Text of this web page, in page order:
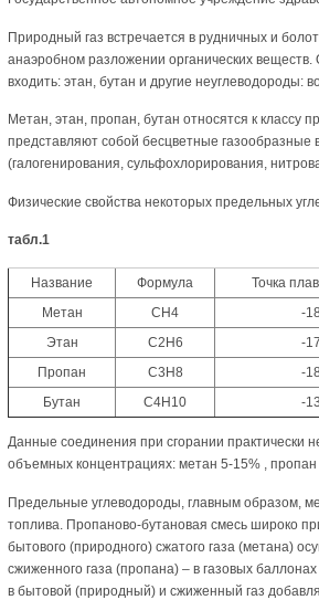
Природный газ встречается в рудничных и
анаэробном разложении органических веществ.
входить: этан, бутан и другие неуглеводороды:
Метан, этан, пропан, бутан относятся к
представляют собой бесцветные
(галогенирования, сульфохлорирования,
Физические свойства некоторых предельных
табл.1
Название Формула Точка
Метан
СН4 -
Этан
С2Н6 -
Пропан
С3Н8 -
Бутан
С4Н10 -
Данные соединения при сгорании практически
объемных концентрациях: метан 5-15% ,
Предельные углеводороды, главным образом,
топлива. Пропаново-бутановая смесь широко
бытового (природного) сжатого газа (метана)
сжиженного газа (пропана) – в газовых
в бытовой (природный) и сжиженный газ